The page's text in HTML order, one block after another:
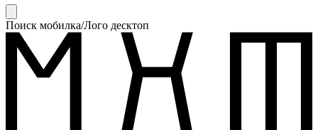
Поиск мобилка/Лого десктоп